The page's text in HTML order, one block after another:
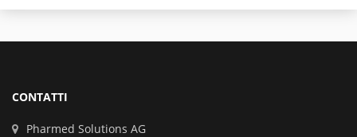
CONTATTI
Pharmed Solutions AG